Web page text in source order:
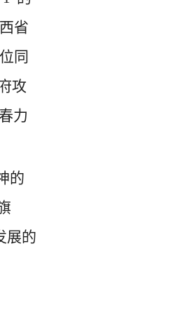
省
同
攻
力
的
展的